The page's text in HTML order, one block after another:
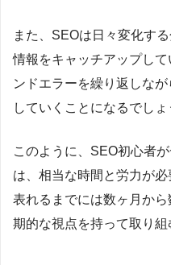
また、SEOは日々変化す
情報をキャッチアップし
ンドエラーを繰り返しな
していくことになるでしょ
このように、SEO初心者
は、相当な時間と労力が
表れるまでには数ヶ月か
期的な視点を持って取り組